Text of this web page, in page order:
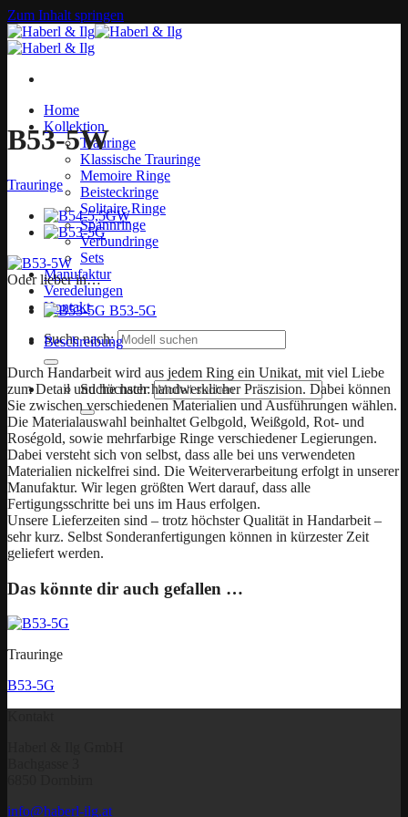
Zum Inhalt springen
Home
Kollektion
Trauringe
Klassische Trauringe
Memoire Ringe
Beisteckringe
Solitaire Ringe
Spannringe
Verbundringe
Sets
Manufaktur
Veredelungen
Kontakt
Suche nach:
Suche nach:
B53-5W
Trauringe
Oder lieber in…
B53-5G
Beschreibung
Durch Handarbeit wird aus jedem Ring ein Unikat, mit viel Liebe
zum Detail und höchster handwerklicher Präszision. Dabei können
Sie zwischen verschiedenen Materialien und Ausführungen wählen.
Die Materialauswahl beinhaltet Gelbgold, Weißgold, Rot- und
Roségold, sowie mehrfarbige Ringe verschiedener Legierungen.
Dabei versteht sich von selbst, dass alle bei uns verwendeten
Materialien nickelfrei sind. Die Weiterverarbeitung erfolgt in unserer
Manufaktur. Wir legen größten Wert darauf, dass alle
Fertigungsschritte bei uns im Haus erfolgen.
Unsere Lieferzeiten sind – trotz höchster Qualität in Handarbeit –
sehr kurz. Selbst Sonderanfertigungen können in kürzester Zeit
geliefert werden.
Das könnte dir auch gefallen …
Trauringe
B53-5G
info@haberl-ilg.at